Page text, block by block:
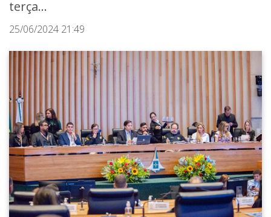
terça...
25/06/2024 21:49